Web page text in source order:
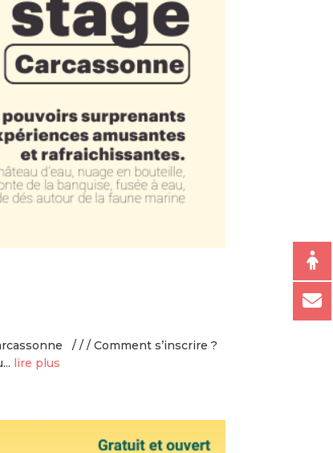
/ / / Comment s’inscrire ?
lire plus